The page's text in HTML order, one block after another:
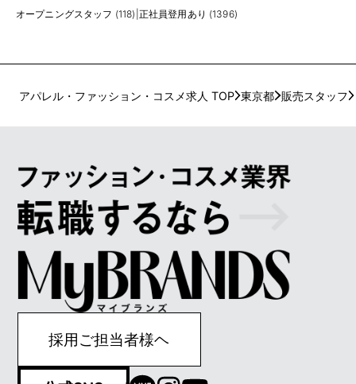
オープニングスタッフ (118) 正社員登用あり (1396)
アパレル・ファッション・コスメ求人 TOP 東京都 販売スタッフ
採用ご担当者様ヘ